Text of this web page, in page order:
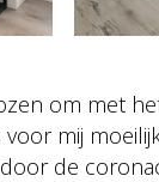
om met
mij
de